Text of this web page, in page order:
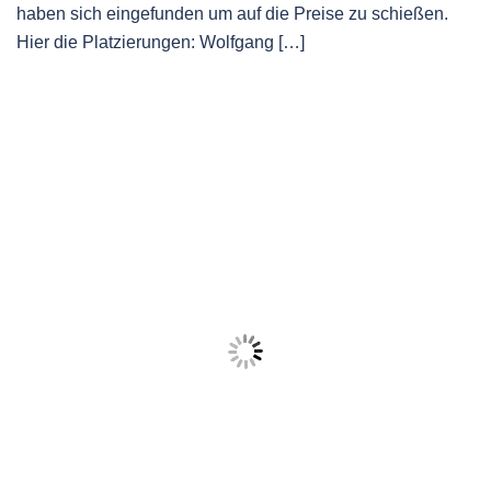
haben sich eingefunden um auf die Preise zu schießen.
Hier die Platzierungen: Wolfgang […]